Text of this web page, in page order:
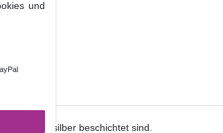
Seite silber beschichtet sind.
und